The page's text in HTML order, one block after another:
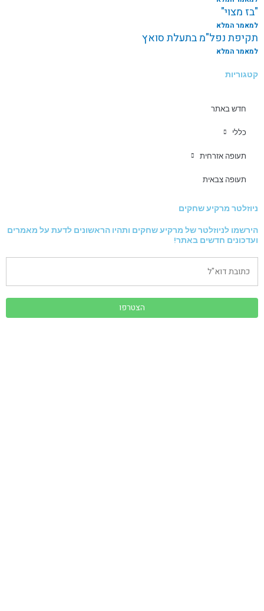
"בז מצוי"
למאמר המלא
תקיפת נפל"מ בתעלת סואץ
למאמר המלא
קטגוריות
חדש באתר
כללי
תעופה אזרחית
תעופה צבאית
ניוזלטר מרקיע שחקים
הירשמו לניוזלטר של מרקיע שחקים ותהיו הראשונים לדעת על מאמרים
ועדכונים חדשים באתר!